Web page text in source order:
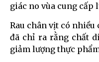
giác no vùa cung cấp
Rau chân vịt có nhiều
đã chỉ ra rằng chất
giảm lượng thực